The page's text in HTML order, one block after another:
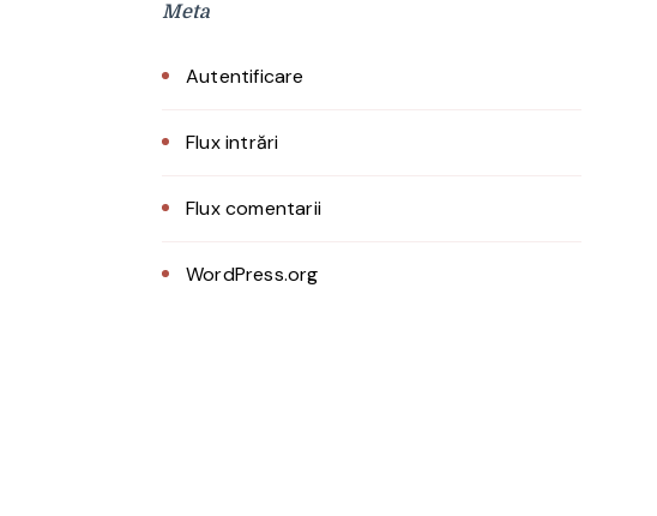
Meta
Autentificare
Flux intrări
Flux comentarii
WordPress.org